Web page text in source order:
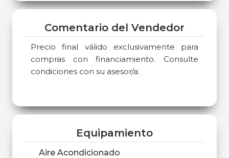
Comentario del Vendedor
Precio final válido exclusivamente para
compras con financiamiento. Consulte
condiciones con su asesor/a.
Equipamiento
Aire Acondicionado